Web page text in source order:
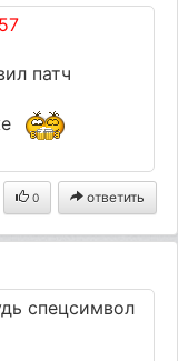
патч
0 ответить
спецсимвол